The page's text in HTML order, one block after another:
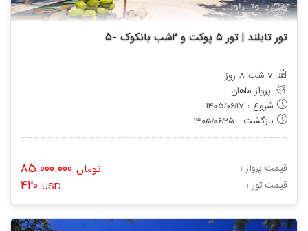
تور تایلند | تور 5 پوکت و 2شب بانکوک -5
7 شب 8 روز
پرواز ماهان
شروع : 1405/06/17
بازگشت : 1405/06/25
تومان قیمت پرواز :
420 USD : قیمت تور